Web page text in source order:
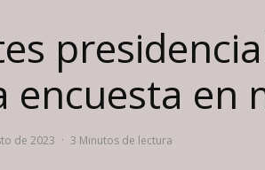
encuesta en
de 2023 · 3 Minutos de lectura